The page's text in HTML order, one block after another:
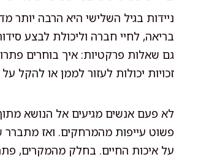
ניידות בגיל השלישי היא הרבה
בריאה, לחיי חברה וליכולת לבצע
גם שאלות פרקטיות: איך בוחרים
זכויות יכולות לעזור לממן או להקל
לא פעם אנשים מגיעים אל הנושא
פשוט עייפות מהמרחקים. ואז
על איכות החיים. בחלק מהמקרים,